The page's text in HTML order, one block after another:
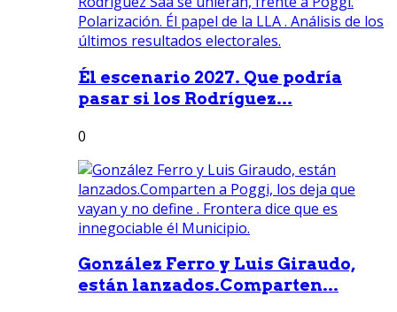
Él escenario 2027. Que podría
pasar si los Rodríguez...
0
González Ferro y Luis Giraudo,
están lanzados.Comparten...